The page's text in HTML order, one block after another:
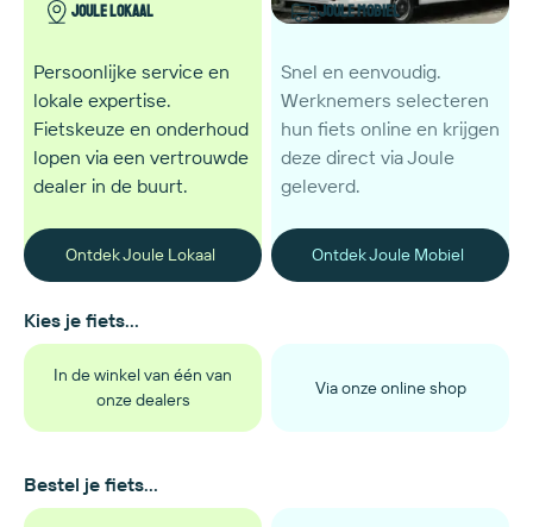
Joule Lokaal
Persoonlijke service en
lokale expertise.
Fietskeuze en onderhoud
lopen via een vertrouwde
dealer in de buurt.
Ontdek Joule Lokaal
Joule Mobiel
Snel en eenvoudig.
Werknemers selecteren
hun fiets online en krijgen
deze direct via Joule
geleverd.
Ontdek Joule Mobiel
Kies je fiets...
In de winkel van één van
onze dealers
Via onze online shop
Bestel je fiets...